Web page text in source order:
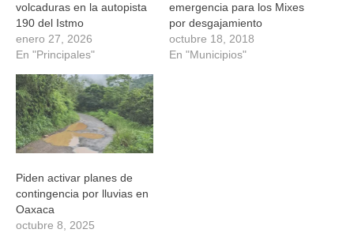
volcaduras en la autopista
190 del Istmo
enero 27, 2026
En "Principales"
emergencia para los Mixes
por desgajamiento
octubre 18, 2018
En "Municipios"
Piden activar planes de
contingencia por lluvias en
Oaxaca
octubre 8, 2025